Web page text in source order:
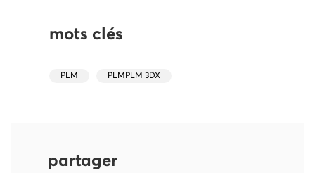
mots clés
PLM PLMPLM 3DX
partager